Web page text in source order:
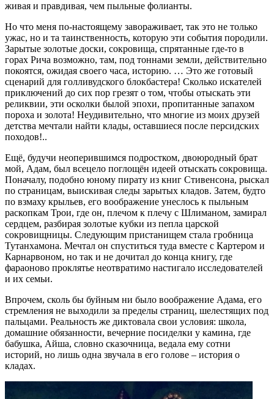
живая и правдивая, чем пыльные фолианты.
Но что меня по-настоящему завораживает, так это не только
ужас, но и та таинственность, которую эти события породили.
Зарытые золотые доски, сокровища, спрятанные где-то в
горах Рича возможно, там, под тоннами земли, действительно
покоятся, ожидая своего часа, историю. … Это же готовый
сценарий для голливудского блокбастера! Сколько искателей
приключений до сих пор грезят о том, чтобы отыскать эти
реликвии, эти осколки былой эпохи, пропитанные запахом
пороха и золота! Неудивительно, что многие из моих друзей
детства мечтали найти клады, оставшиеся после персидских
походов!..
Ещё, будучи неоперившимся подростком, двоюродный брат
мой, Адам, был всецело поглощён идеей отыскать сокровища.
Поначалу, подобно юному пирату из книг Стивенсона, рыскал
по страницам, выискивая следы зарытых кладов. Затем, будто
по взмаху крыльев, его воображение унеслось к пыльным
раскопкам Трои, где он, плечом к плечу с Шлиманом, замирал
сердцем, разбирая золотые кубки из пепла царской
сокровищницы. Следующим пристанищем стала гробница
Тутанхамона. Мечтал он спуститься туда вместе с Картером и
Карнарвоном, но так и не дочитал до конца книгу, где
фараоново проклятье неотвратимо настигало исследователей
и их семьи.
Впрочем, сколь бы буйным ни было воображение Адама, его
стремления не выходили за пределы страниц, шелестящих под
пальцами. Реальность же диктовала свои условия: школа,
домашние обязанности, вечерние посиделки у камина, где
бабушка, Айша, словно сказочница, ведала ему сотни
историй, но лишь одна звучала в его голове – история о
кладах.